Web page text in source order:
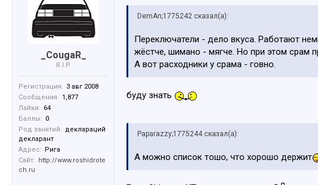
_CougaR_
R.I.P.
Регистрация: 3 авг 2008
Сообщения: 1,877
Лайки: 64
Баллы: 0
Род занятий: деклараций
декларант
Адрес:
Рига
Сайт:
http://www.roshidrote
ch.ru
DemAn;1775242 сказал(а):
Переключатели - дело вкуса. Работают
жёстче, шимано - мягче. Но при этом срам
А вот расходники у срама - говно.
буду знать
Paparazzy;1775244 сказал(а):
А можно список тошо, что хорошо держит